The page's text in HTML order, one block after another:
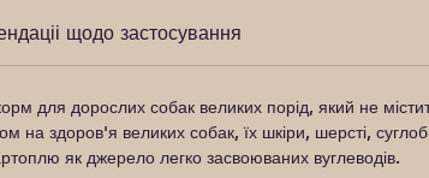
щодо застосування
для дорослих собак великих порід, який не
здоров'я великих собак, їх шкіри, шерсті,
як джерело легко засвоюваних вуглеводів.